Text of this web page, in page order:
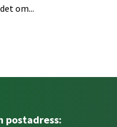
om...
postadress: